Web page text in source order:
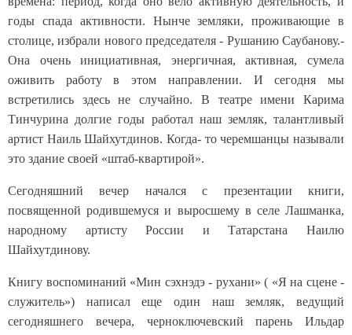
годы спада активности. Нынче земляки, проживающие в
столице, избрали нового председателя - Рушанию Саубанову.-
Она очень инициативная, энергичная, активная, сумела
оживить работу в этом направлении. И сегодня мы
встретились здесь не случайно. В театре имени Карима
Тинчурина долгие годы работал наш земляк, талантливый
артист Наиль Шайхутдинов. Когда- то черемшанцы называли
это здание своей «штаб-квартирой».
Сегодняшний вечер начался с презентации книги,
посвященной родившемуся и выросшему в селе Лашманка,
народному артисту России и Татарстана Наилю
Шайхутдинову.
Книгу воспоминаний «Мин сэхнэдэ - рухани» ( «Я на сцене -
служитель») написал еще один наш земляк, ведущий
сегодняшнего вечера, черноключевский парень Ильдар